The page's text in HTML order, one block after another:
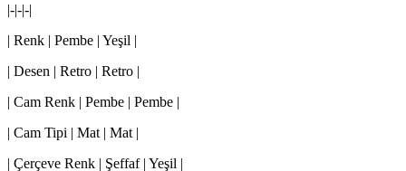
|-|-|-|
| Renk | Pembe | Yeşil |
| Desen | Retro | Retro |
| Cam Renk | Pembe | Pembe |
| Cam Tipi | Mat | Mat |
| Çerçeve Renk | Şeffaf | Yeşil |